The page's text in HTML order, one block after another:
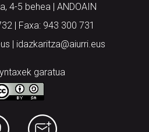
4-5 behea | ANDOAIN
| Faxa: 943 300 731
| idazkaritza@aiurri.eus
garatua